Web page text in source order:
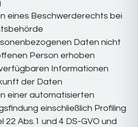
eines Beschwerderechts bei
Daten nicht
Person erhoben
Informationen
der Daten
einer automatisierten
einschließlich Profiling
22 Abs.1 und 4 DS-GVO und